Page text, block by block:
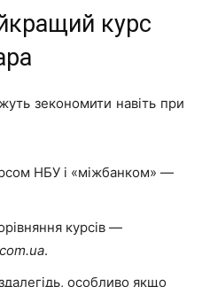
курс
зекономити навіть при
НБУ і «міжбанком» —
курсів —
.
особливо якщо